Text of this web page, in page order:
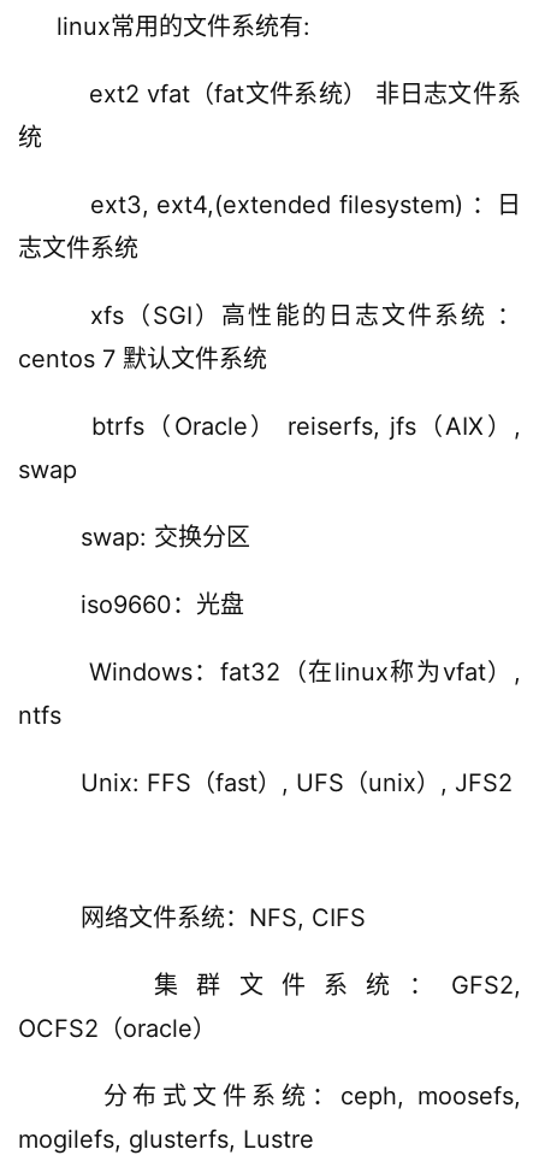
linux常用的文件系统有:
ext2 vfat（fat文件系统） 非日志文件系
统
ext3, ext4,(extended filesystem) ：日
志文件系统
xfs（SGI）高性能的日志文件系统 ：
centos 7 默认文件系统
btrfs（Oracle） reiserfs, jfs（AIX）,
swap
swap: 交换分区
iso9660：光盘
Windows：fat32（在linux称为vfat）,
ntfs
Unix: FFS（fast）, UFS（unix）, JFS2
网络文件系统：NFS, CIFS
集群文件系统：GFS2,
OCFS2（oracle）
分布式文件系统：ceph, moosefs,
mogilefs, glusterfs, Lustre